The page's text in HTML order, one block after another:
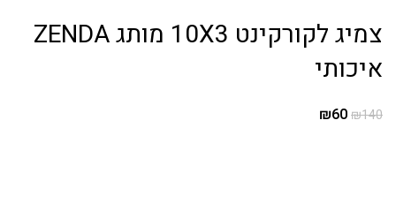
צמיג לקורקינט 10X3 מותג ZENDA
איכותי
₪140
₪60